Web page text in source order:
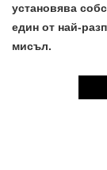
установява
един от най-
мисъл.